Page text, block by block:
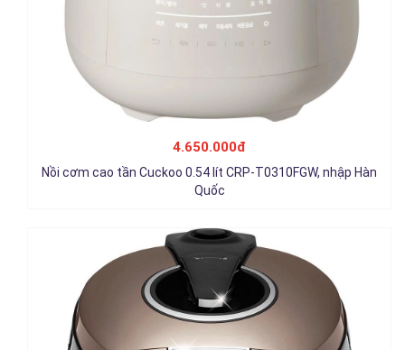
4.650.000đ
Nồi cơm cao tần Cuckoo 0.54 lít CRP-T0310FGW, nhập Hàn
Quốc
Nồi cơm điện cao tần Cuckoo 1.8 lít CRP-HWF1000F/BKBRVN,
Chi tiết